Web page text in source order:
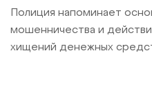
Полиция напоминает
мошенничества и
хищений денежных